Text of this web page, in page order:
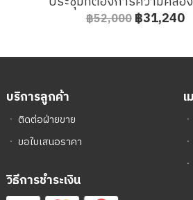
฿52,000฿31,240
บริการลูกค้า
ㆍ ติดต่อฝ่ายขาย
ㆍ ขอใบเสนอราคา
วิธีการชำระเงิน
ㆍ
ㆍ
ㆍ